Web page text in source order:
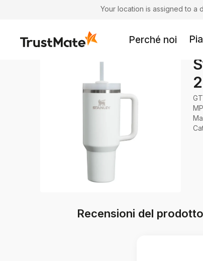
Your location is assigned to a
Perché noi
Recensioni del